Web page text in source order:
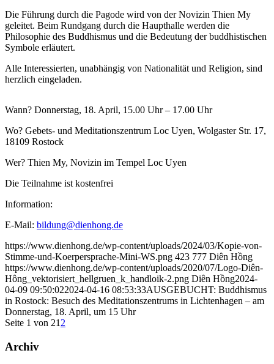
Die Führung durch die Pagode wird von der Novizin Thien My
geleitet. Beim Rundgang durch die Haupthalle werden die
Philosophie des Buddhismus und die Bedeutung der buddhistischen
Symbole erläutert.
Alle Interessierten, unabhängig von Nationalität und Religion, sind
herzlich eingeladen.
Wann? Donnerstag, 18. April, 15.00 Uhr – 17.00 Uhr
Wo? Gebets- und Meditationszentrum Loc Uyen, Wolgaster Str. 17,
18109 Rostock
Wer? Thien My, Novizin im Tempel Loc Uyen
Die Teilnahme ist kostenfrei
Information:
E-Mail: bildung@dienhong.de
https://www.dienhong.de/wp-content/uploads/2024/03/Kopie-von-
Stimme-und-Koerpersprache-Mini-WS.png 423 777 Diên Hồng
https://www.dienhong.de/wp-content/uploads/2020/07/Logo-Diên-
Hông_vektorisiert_hellgruen_k_handloik-2.png Diên Hồng2024-
04-09 09:50:022024-04-16 08:53:33AUSGEBUCHT: Buddhismus
in Rostock: Besuch des Meditationszentrums in Lichtenhagen – am
Donnerstag, 18. April, um 15 Uhr
Seite 1 von 21 2
Archiv